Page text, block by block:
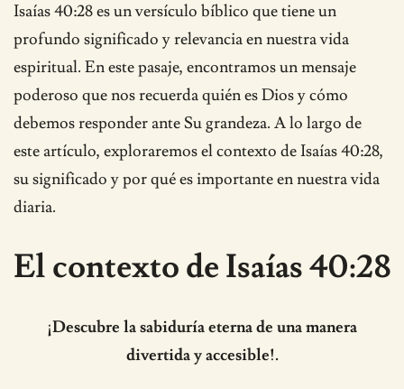
Isaías 40:28 es un versículo bíblico que tiene un
profundo significado y relevancia en nuestra vida
espiritual. En este pasaje, encontramos un mensaje
poderoso que nos recuerda quién es Dios y cómo
debemos responder ante Su grandeza. A lo largo de
este artículo, exploraremos el contexto de Isaías 40:28,
su significado y por qué es importante en nuestra vida
diaria.
El contexto de Isaías 40:28
¡Descubre la sabiduría eterna de una manera
divertida y accesible!.